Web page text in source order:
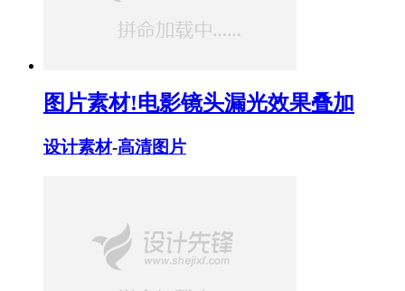
图片素材!电影镜头漏光效果叠加
设计素材-高清图片